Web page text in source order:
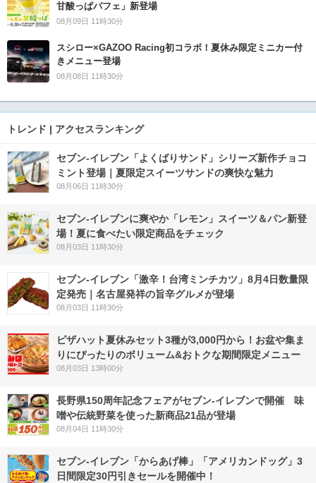
甘酸っぱパフェ」新登場
08月09日 11時30分
スシロー×GAZOO Racing初コラボ！夏休み限定ミニカー付
きメニュー登場
08月08日 11時30分
トレンド | アクセスランキング
セブン‐イレブン「よくばりサンド」シリーズ新作チョコ
ミント登場｜夏限定スイーツサンドの爽快な魅力
08月06日 11時30分
セブン‐イレブンに爽やか「レモン」スイーツ＆パン新登
場！夏に食べたい限定商品をチェック
08月03日 11時30分
セブン-イレブン「激辛！台湾ミンチカツ」8月4日数量限
定発売｜名古屋発祥の旨辛グルメが登場
08月03日 11時30分
ピザハット夏休みセット3種が3,000円から！お盆や集ま
りにぴったりのボリューム&おトクな期間限定メニュー
08月03日 13時00分
長野県150周年記念フェアがセブン-イレブンで開催 味
噌や伝統野菜を使った新商品21品が登場
08月04日 11時30分
セブン‐イレブン「からあげ棒」「アメリカンドッグ」3
日間限定30円引きセールを開催中！